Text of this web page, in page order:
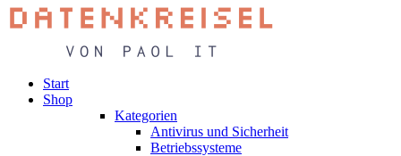
Start
Shop
Kategorien
Antivirus und Sicherheit
Betriebssysteme